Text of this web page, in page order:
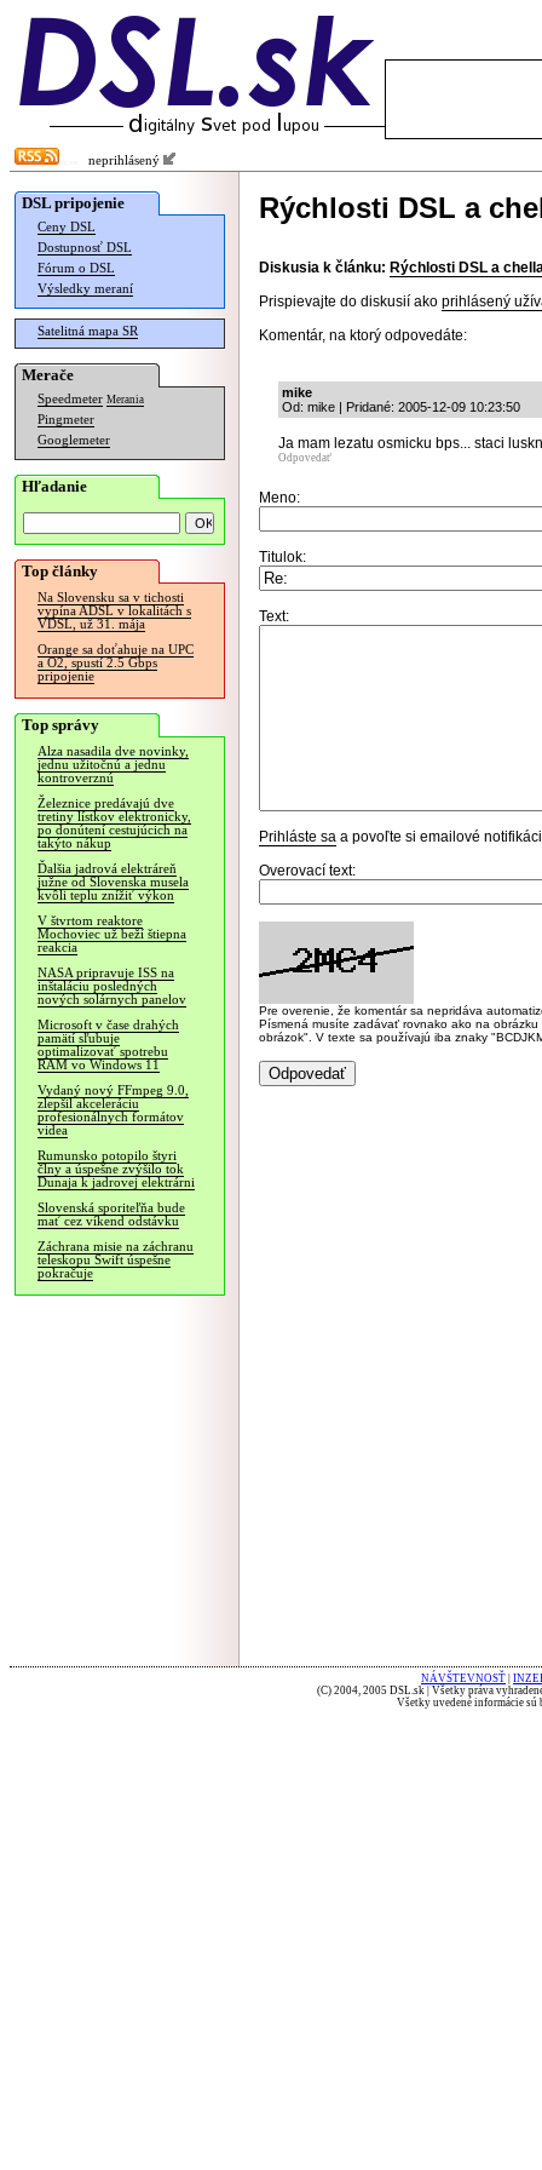
neprihlásený
DSL pripojenie
Ceny DSL
Dostupnosť DSL
Fórum o DSL
Výsledky meraní
Satelitná mapa SR
Merače
Speedmeter Merania
Pingmeter
Googlemeter
Hľadanie
Top články
Na Slovensku sa v tichosti
vypína ADSL v lokalitách s
VDSL, už 31. mája
Orange sa doťahuje na UPC
a O2, spustí 2.5 Gbps
pripojenie
Top správy
Alza nasadila dve novinky,
jednu užitočnú a jednu
kontroverznú
Železnice predávajú dve
tretiny lístkov elektronicky,
po donútení cestujúcich na
takýto nákup
Ďalšia jadrová elektráreň
južne od Slovenska musela
kvôli teplu znížiť výkon
V štvrtom reaktore
Mochoviec už beží štiepna
reakcia
NASA pripravuje ISS na
inštaláciu posledných
nových solárnych panelov
Microsoft v čase drahých
pamätí sľubuje
optimalizovať spotrebu
RAM vo Windows 11
Vydaný nový FFmpeg 9.0,
zlepšil akceleráciu
profesionálnych formátov
videa
Rumunsko potopilo štyri
člny a úspešne zvýšilo tok
Dunaja k jadrovej elektrárni
Slovenská sporiteľňa bude
mať cez víkend odstávku
Záchrana misie na záchranu
teleskopu Swift úspešne
pokračuje
Rýchlosti DSL a
Diskusia k článku: Rýchlosti DSL a
Prispievajte do diskusií ako prihlásený
Komentár, na ktorý odpovedáte:
mike
Od: mike | Pridané: 2005-12-09 10:23:50
Ja mam lezatu osmicku bps... staci
Odpovedať
Meno:
Titulok:
Text:
Prihláste sa a povoľte si emailové
Overovací text:
Pre overenie, že komentár sa nepridáva
Písmená musíte zadávať rovnako ako na
obrázok". V texte sa používajú iba znaky
NÁVŠTEVNOSŤ
(C) 2004, 2005 DSL.sk | Všetky práva
Všetky uvedené informácie sú